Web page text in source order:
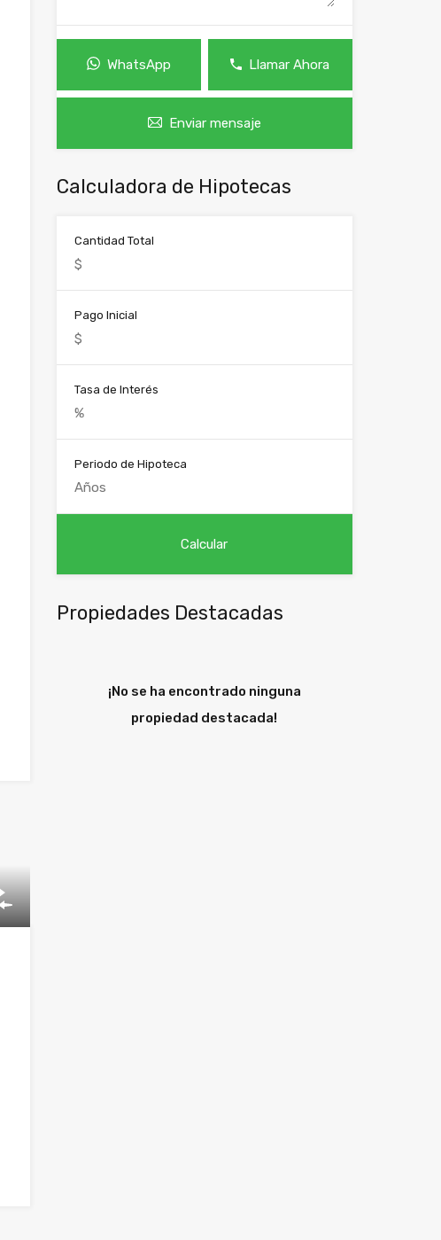
WhatsApp Llamar Ahora
Enviar mensaje
Calculadora de Hipotecas
Cantidad Total
Pago Inicial
Tasa de Interés
Periodo de Hipoteca
Propiedades Destacadas
¡No se ha encontrado ninguna
propiedad destacada!